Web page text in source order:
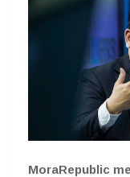
MoraRepublic